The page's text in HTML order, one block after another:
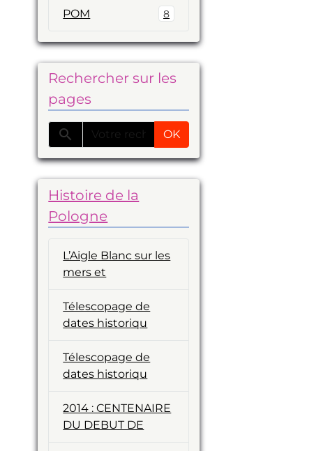
POM 8
Rechercher sur les
pages
OK
Histoire de la
Pologne
L’Aigle Blanc sur les
mers et
Télescopage de
dates historiqu
Télescopage de
dates historiqu
2014 : CENTENAIRE
DU DEBUT DE